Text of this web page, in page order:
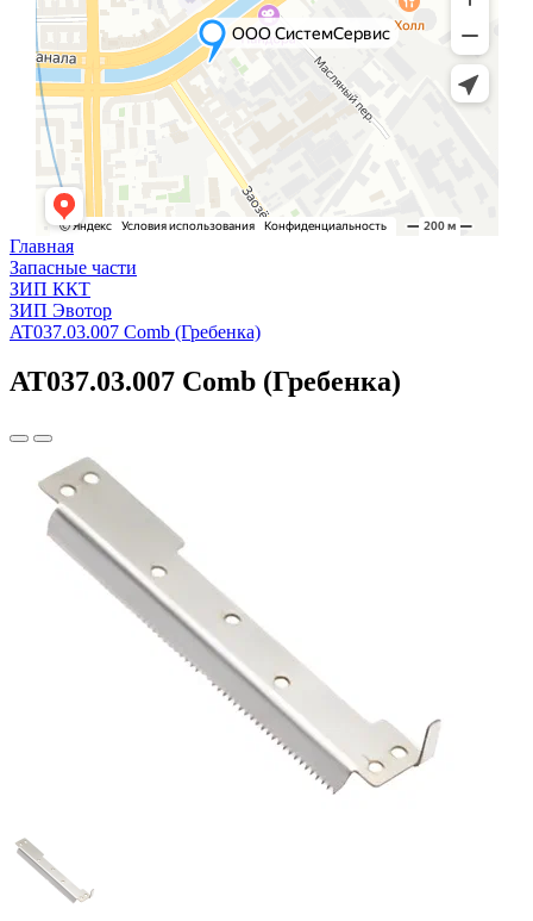
Главная
Запасные части
ЗИП ККТ
ЗИП Эвотор
AT037.03.007 Comb (Гребенка)
AT037.03.007 Comb (Гребенка)